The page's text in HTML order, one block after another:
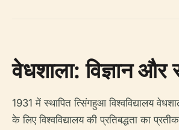
वेधशाला: विज्ञान
1931 में स्थापित त्सिंगहुआ विश्वविद्यालय
के लिए विश्वविद्यालय की प्रतिबद्धता का